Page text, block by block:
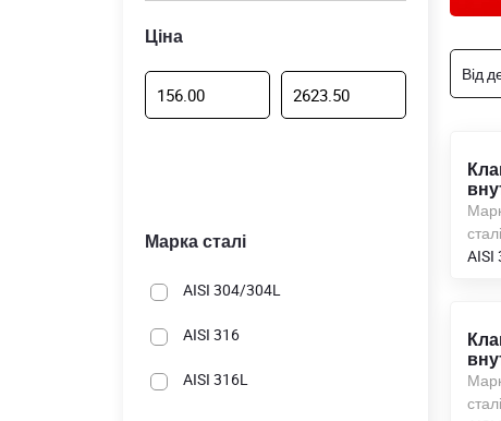
Ціна
Марка сталі
AISI 304/304L
AISI 316
AISI 316L
Від
сталі
AISI
сталі